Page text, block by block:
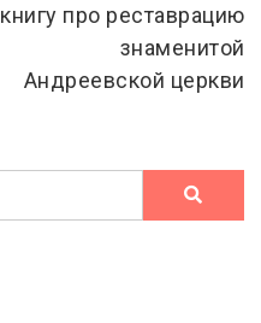
книгу про реставрацию
знаменитой
Андреевской церкви